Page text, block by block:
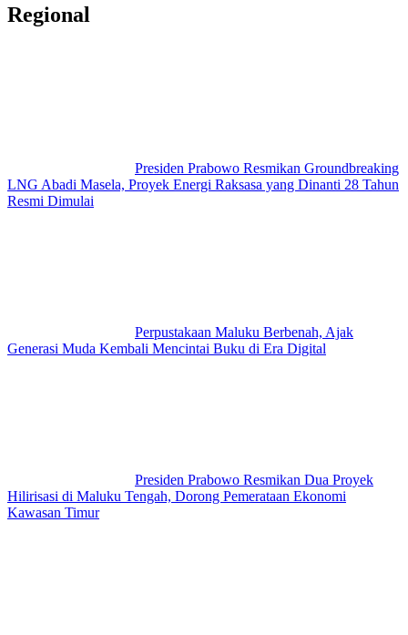
Regional
Presiden Prabowo Resmikan Groundbreaking
LNG Abadi Masela, Proyek Energi Raksasa yang Dinanti 28 Tahun
Resmi Dimulai
Perpustakaan Maluku Berbenah, Ajak
Generasi Muda Kembali Mencintai Buku di Era Digital
Presiden Prabowo Resmikan Dua Proyek
Hilirisasi di Maluku Tengah, Dorong Pemerataan Ekonomi
Kawasan Timur